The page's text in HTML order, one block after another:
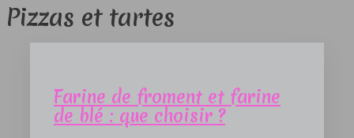
Pizzas et tartes
Farine de froment et farine
de blé : que choisir ?